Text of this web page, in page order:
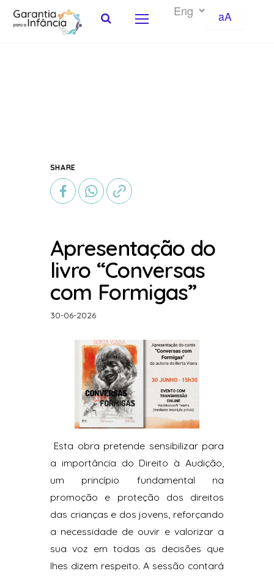
aA
SHARE
Apresentação do
livro “Conversas
com Formigas”⁠
30-06-2026
⁠Esta obra pretende sensibilizar para
a importância do Direito à Audição,
um princípio fundamental na
promoção e proteção dos direitos
das crianças e dos jovens, reforçando
a necessidade de ouvir e valorizar a
sua voz em todas as decisões que
lhes dizem respeito.⁠ ⁠A sessão contará